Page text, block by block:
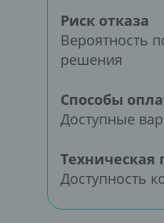
Риск отказа
Вероятность
решения
Способы
Доступные
Техническая
Доступность